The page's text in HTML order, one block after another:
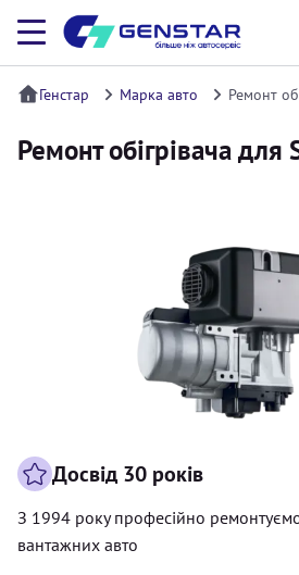
Генстар Марка авто Ремонт
Ремонт обігрівача для
Досвід 30 років
З 1994 року професійно
вантажних авто